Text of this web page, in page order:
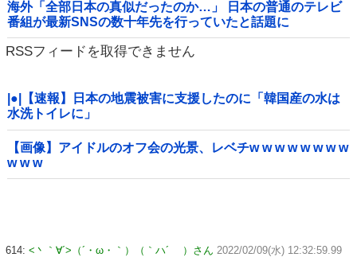
海外「全部日本の真似だったのか…」 日本の普通のテレビ
番組が最新SNSの数十年先を行っていたと話題に
RSSフィードを取得できません
|●|【速報】日本の地震被害に支援したのに「韓国産の水は
水洗トイレに」
【画像】アイドルのオフ会の光景、レベチw w w w w w w w
w w w
614: <丶｀∀´>（´・ω・｀）（｀ハ´ ）さん 2022/02/09(水) 12:32:59.99